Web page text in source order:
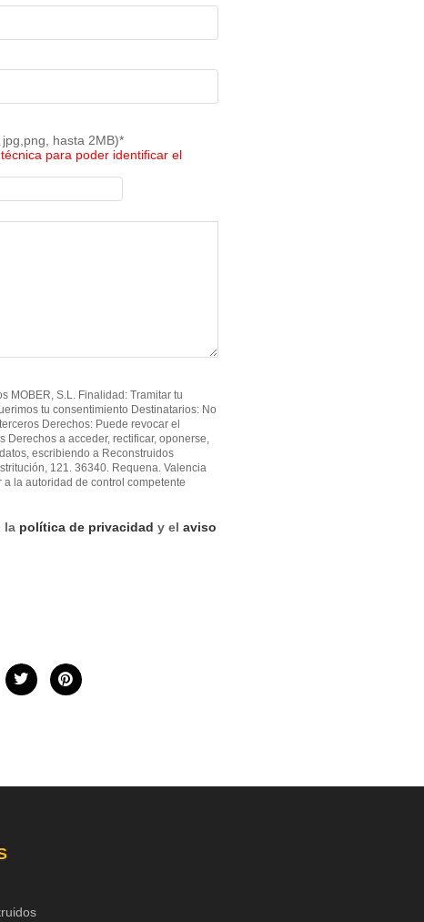
hasta 2MB)*
para poder identificar el
MOBER, S.L. Finalidad: Tramitar tu
tu consentimiento Destinatarios: No
Derechos: Puede revocar el
Derechos a acceder, rectificar, oponerse,
escribiendo a Reconstruidos
121. 36340. Requena. Valencia
la autoridad de control competente
la política de privacidad y el aviso